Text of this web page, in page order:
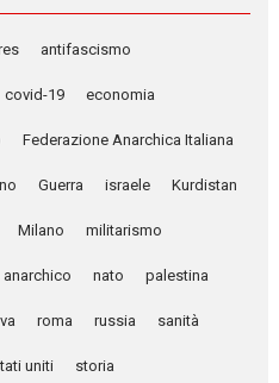
antifascismo
covid-19 economia
Federazione Anarchica Italiana
Guerra israele Kurdistan
Milano militarismo
nato palestina
roma russia sanità
uniti storia